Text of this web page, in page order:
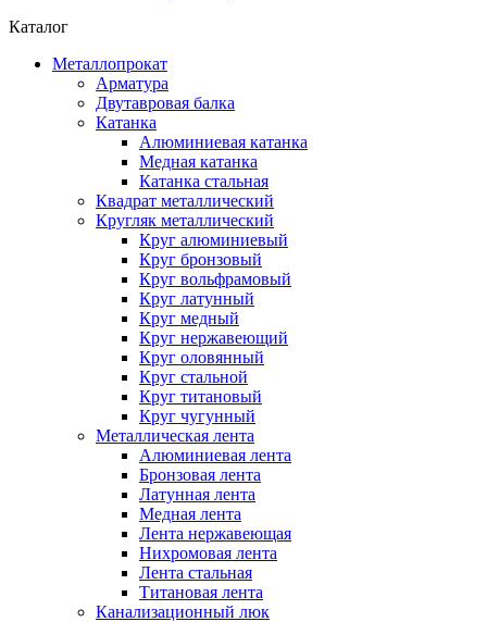
Каталог
Металлопрокат
Арматура
Двутавровая балка
Катанка
Алюминиевая катанка
Медная катанка
Катанка стальная
Квадрат металлический
Кругляк металлический
Круг алюминиевый
Круг бронзовый
Круг вольфрамовый
Круг латунный
Круг медный
Круг нержавеющий
Круг оловянный
Круг стальной
Круг титановый
Круг чугунный
Металлическая лента
Алюминиевая лента
Бронзовая лента
Латунная лента
Медная лента
Лента нержавеющая
Нихромовая лента
Лента стальная
Титановая лента
Канализационный люк